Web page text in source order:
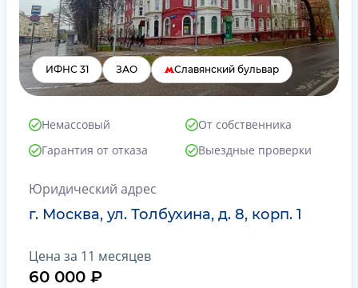
ИФНС 31 ЗАО Славянский бульвар
Немассовый
От собственника
Гарантия от отказа
Выездные проверки
Юридический адрес
г. Москва, ул. Толбухина, д. 8, корп. 1
Цена за 11 месяцев
60 000 ₽